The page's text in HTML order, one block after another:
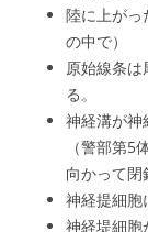
陸に上がっ
の中で）
原始線条
る。
神経溝が神
（警部第
向かって
神経提細胞
神経堤細胞